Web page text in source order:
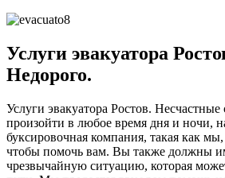
Услуги эвакуатора
Недорого.
Услуги эвакуатора Ростов. Несчастные
произойти в любое время дня и ночи,
буксировочная компания, такая как мы,
чтобы помочь вам. Вы также должны
чрезвычайную ситуацию, которая